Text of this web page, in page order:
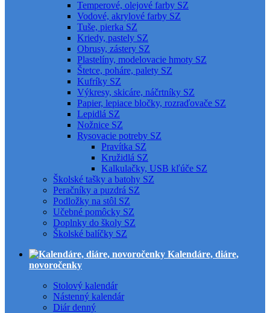
Temperové, olejové farby SZ
Vodové, akrylové farby SZ
Tuše, pierka SZ
Kriedy, pastely SZ
Obrusy, zástery SZ
Plastelíny, modelovacie hmoty SZ
Štetce, poháre, palety SZ
Kufríky SZ
Výkresy, skicáre, náčrtníky SZ
Papier, lepiace bločky, rozraďovače SZ
Lepidlá SZ
Nožnice SZ
Rysovacie potreby SZ
Pravítka SZ
Kružidlá SZ
Kalkulačky, USB kľúče SZ
Školské tašky a batohy SZ
Peračníky a puzdrá SZ
Podložky na stôl SZ
Učebné pomôcky SZ
Doplnky do školy SZ
Školské balíčky SZ
Kalendáre, diáre,
novoročenky
Stolový kalendár
Nástenný kalendár
Diár denný